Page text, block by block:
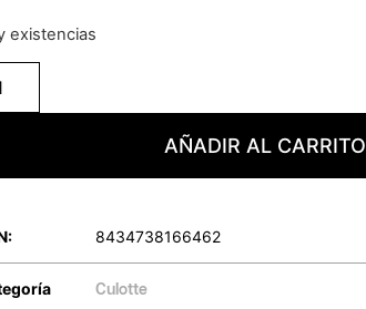
existencias
AÑADIR AL CARRITO
8434738166462
Culotte